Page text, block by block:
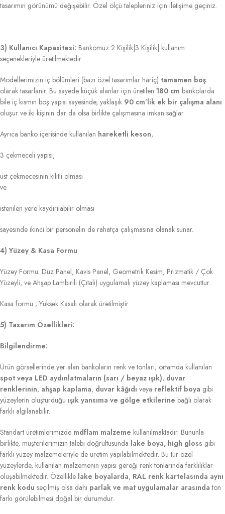
tasarımın görünümü değişebilir. Özel ölçü talepleriniz için iletişime geçiniz.
3) Kullanıcı Kapasitesi: Bankomuz 2 Kişilik|3 Kişilik| kullanım
seçenekleriyle üretilmektedir.
Modellerimizin iç bölümleri (bazı özel tasarımlar hariç) tamamen boş
olarak tasarlanır. Bu sayede küçük alanlar için üretilen 180 cm bankolarda
bile iç kısmın boş yapısı sayesinde, yaklaşık 90 cm’lik ek bir çalışma alanı
oluşur ve iki kişinin dar da olsa birlikte çalışmasına imkan sağlar.
Ayrıca banko içerisinde kullanılan hareketli keson,
3 çekmeceli yapısı,
üst çekmecesinin kilitli olması
ve
istenilen yere kaydırılabilir olması
sayesinde ikinci bir personelin de rahatça çalışmasına olanak sunar.
4) Yüzey & Kasa Formu
Yüzey Formu: Düz Panel, Kavis Panel, Geometrik Kesim, Prizmatik / Çok
Yüzeyli, ve Ahşap Lambirili (Çıtalı) uygulamalı yüzey kaplaması mevcuttur.
Kasa formu ; Yüksek Kasalı olarak üretilmiştir.
5) Tasarım Özellikleri:
Bilgilendirme:
Ürün görsellerinde yer alan bankoların renk ve tonları; ortamda kullanılan
spot veya LED aydınlatmaların (sarı / beyaz ışık), duvar
renklerinin, ahşap kaplama, duvar kâğıdı veya reflektif boya gibi
yüzeylerin oluşturduğu ışık yansıma ve gölge etkilerine bağlı olarak
farklı algılanabilir.
Standart üretimlerimizde mdflam malzeme kullanılmaktadır. Bununla
birlikte, müşterilerimizin talebi doğrultusunda lake boya, high gloss gibi
farklı yüzey malzemeleriyle de üretim yapılabilmektedir. Bu tür özel
yüzeylerde, kullanılan malzemenin yapısı gereği renk tonlarında farklılıklar
oluşabilmektedir. Özellikle lake boyalarda, RAL renk kartelasında aynı
renk kodu seçilmiş olsa dahi parlak ve mat uygulamalar arasında ton
farkı görülebilmesi doğal bir durumdur.